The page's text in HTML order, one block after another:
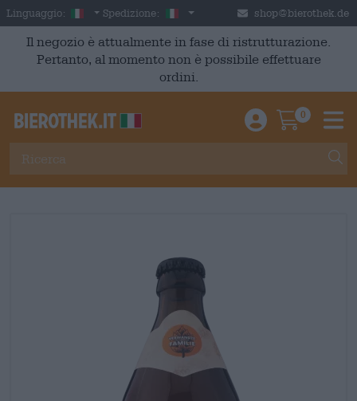
Skip to main content
Linguaggio: Italian
Spedizione: Italia shop@bierothek.de
Il negozio è attualmente in fase di ristrutturazione.
Pertanto, al momento non è possibile effettuare
ordini.
Einloggen /
0